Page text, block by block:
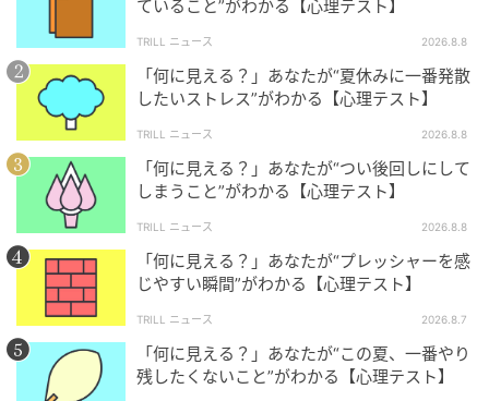
り、新しい風や刺激を求めている心理状態のようで
す。平穏だけれど予測可能なスケジュールの繰り返し
によって、少し停滞気味になっているのかもしれませ
ん。
新しい物語の世界を想像して小説や日記を書き進めて
みたり、未知の分野の資格勉強に挑戦してみたりと、
脳に心地よい負荷をかけることが一番のストレス発散
になりそうです。
未開拓の領域へ踏み込むほんの少しの勇気と刺激が、
あなたの心に再び鮮やかな活力を呼び覚ますスパイス
として機能してくれるはずです。
ていること”がわかる【心理テスト】
TRILL ニュース 2026.8.8
「何に見える？」あなたが“夏休みに一番発散
したいストレス”がわかる【心理テスト】
TRILL ニュース 2026.8.8
「何に見える？」あなたが“つい後回しにして
しまうこと”がわかる【心理テスト】
TRILL ニュース 2026.8.8
「何に見える？」あなたが“プレッシャーを感
じやすい瞬間”がわかる【心理テスト】
TRILL ニュース 2026.8.7
「何に見える？」あなたが“この夏、一番やり
残したくないこと”がわかる【心理テスト】